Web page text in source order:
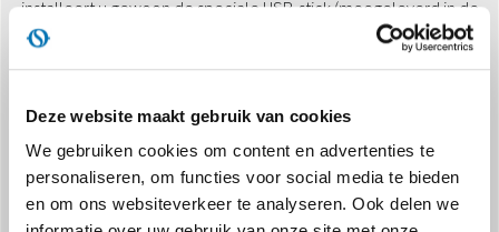
Deze website maakt gebruik van cookies
We gebruiken cookies om content en advertenties te
personaliseren, om functies voor social media te bieden
en om ons websiteverkeer te analyseren. Ook delen we
installeert u gewoon de speciale USB-stick (meegeleverd in de
verpakking) en downloadt u de OS Comfort-app.